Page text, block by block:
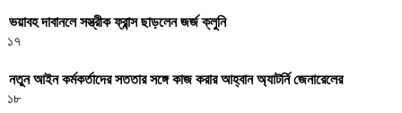
ভয়াবহ দাবানলে সস্ত্রীক ফ্রান্স ছাড়লেন জর্জ ক্লুনি
১৭
নতুন আইন কর্মকর্তাদের সততার সঙ্গে কাজ করার আহ্বান অ্যাটর্নি জেনারেলের
১৮